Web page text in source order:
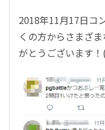
2018年11月17日コ
くの方からさまざ
がとうございます